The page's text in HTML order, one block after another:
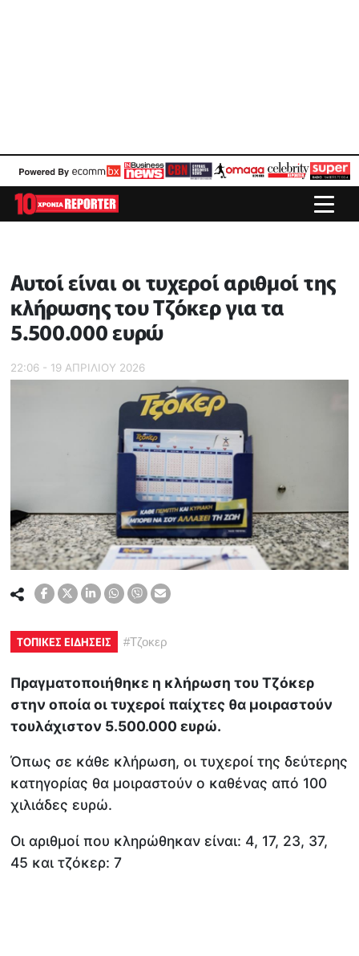
Αυτοί είναι οι τυχεροί αριθμοί της
κλήρωσης του Τζόκερ για τα
5.500.000 ευρώ
22:06 - 19 ΑΠΡΙΛΙΟΥ 2026
ΤΟΠΙΚΕΣ ΕΙΔΗΣΕΙΣ #Τζοκερ
Πραγματοποιήθηκε η κλήρωση του Τζόκερ
στην οποία οι τυχεροί παίχτες θα μοιραστούν
τουλάχιστον 5.500.000 ευρώ.
Όπως σε κάθε κλήρωση, οι τυχεροί της δεύτερης
κατηγορίας θα μοιραστούν ο καθένας από 100
χιλιάδες ευρώ.
Οι αριθμοί που κληρώθηκαν είναι: 4, 17, 23, 37,
45 και τζόκερ: 7